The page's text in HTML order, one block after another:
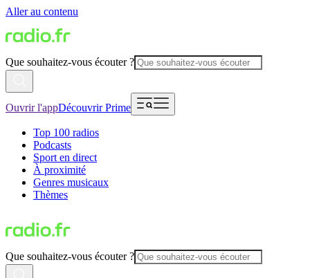
Aller au contenu
Que souhaitez-vous écouter ?
Ouvrir l'appDécouvrir Prime
Top 100 radios
Podcasts
Sport en direct
À proximité
Genres musicaux
Thèmes
Que souhaitez-vous écouter ?